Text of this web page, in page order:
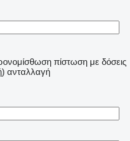
πίστωση με δόσεις
ανταλλαγή